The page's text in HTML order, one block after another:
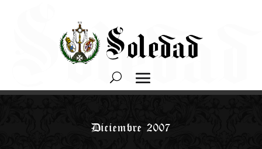
Diciembre 2007